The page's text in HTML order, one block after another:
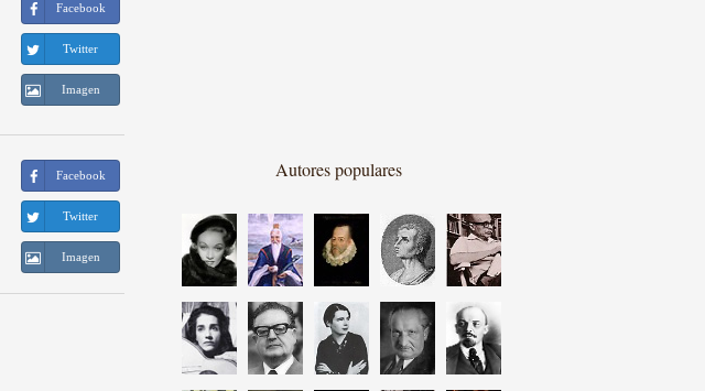
Facebook
Twitter
Imagen
Facebook
Twitter
Imagen
Autores populares